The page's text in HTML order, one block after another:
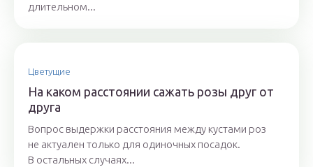
длительном...
Цветущие
На каком расстоянии сажать розы друг от
друга
Вопрос выдержки расстояния между кустами роз
не актуален только для одиночных посадок.
В остальных случаях...